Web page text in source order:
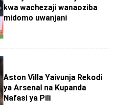
kwa wachezaji wanaoziba
midomo uwanjani
Aston Villa Yaivunja Rekodi
ya Arsenal na Kupanda
Nafasi ya Pili